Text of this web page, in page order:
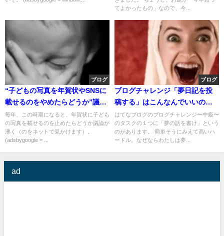
てよかったもの」なので、今...
ブログ
“子どもの写真を年賀状やSNSに
載せるのをやめたらどうか”議論
をいい加減やめたらどうか
毎年、この時期になると、年賀状に子ども
の写真を載せるのを止めたらどうか議論が
沸く（のをネットで見かけます）。
(adsbygoogle = ...
ブログ
ブログチャレンジ「夢日記を投
稿する」はこんなんでいいのか
な？
はてなブログのブログチャレンジ〜中級〜
のタスクの１つに「夢の話を書け」という
のがあります。 簡単そうにみえて高いハ
ードル。なぜならわたしは夢...
ad